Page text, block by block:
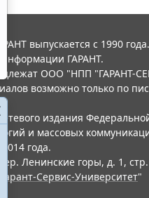
выпускается с 1990
информации ГАРАНТ.
ООО "НПП "ГАРАНТ-
возможно только по
издания
и массовых
года.
Ленинские горы, д. 1,
Гарант-Сервис-Университет"